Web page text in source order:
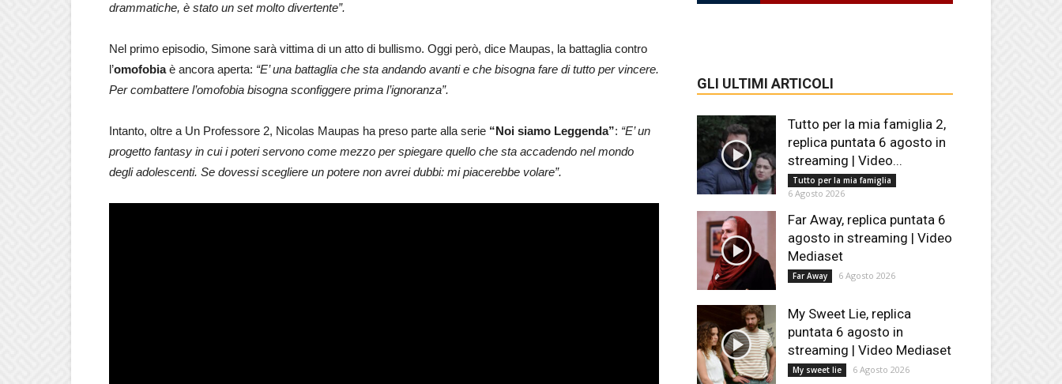
drammatiche, è stato un set molto divertente”.
Nel primo episodio, Simone sarà vittima di un atto di bullismo. Oggi però, dice Maupas, la battaglia contro
l’omofobiaè ancora aperta: “E’ una battaglia che sta andando avanti e che bisogna fare di tutto per vincere.
Per combattere l’omofobia bisogna sconfiggere prima l’ignoranza”.
Intanto, oltre a Un Professore 2, Nicolas Maupas ha preso parte alla serie “Noi siamo Leggenda”: “E’ un
progetto fantasy in cui i poteri servono come mezzo per spiegare quello che sta accadendo nel mondo
degli adolescenti. Se dovessi scegliere un potere non avrei dubbi: mi piacerebbe volare”.
GLI ULTIMI ARTICOLI
Tutto per la mia famiglia 2,
replica puntata 6 agosto in
streaming | Video...
Tutto per la mia famiglia
6 Agosto 2026
Far Away, replica puntata 6
agosto in streaming | Video
Mediaset
Far Away 6 Agosto 2026
My Sweet Lie, replica
puntata 6 agosto in
streaming | Video Mediaset
My sweet lie 6 Agosto 2026